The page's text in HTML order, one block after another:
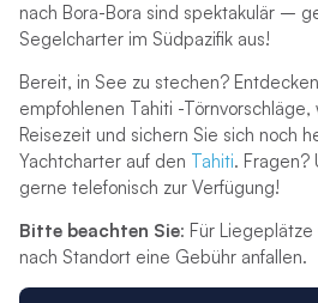
nach Bora-Bora sind spektakulär –
Segelcharter im Südpazifik aus!
Bereit, in See zu stechen?
empfohlenen Tahiti -
Reisezeit und sichern Sie sich noch
Yachtcharter auf den Tahiti. Fragen?
gerne telefonisch zur Verfügung!
Bitte beachten Sie: Für
nach Standort eine Gebühr anfallen.